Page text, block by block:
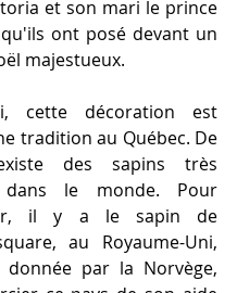
et son mari le prince
ont posé devant un
majestueux.
cette décoration est
tradition au Québec. De
des sapins très
dans le monde. Pour
il y a le sapin de
au Royaume-Uni,
par la Norvège,